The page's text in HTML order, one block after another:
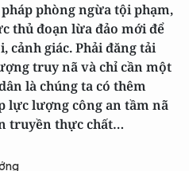
phòng ngừa tội phạm,
thủ đoạn lừa đảo mới để
cảnh giác. Phải đăng tải
truy nã và chỉ cần một
là chúng ta có thêm
lực lượng công an tầm nã
truyền thực chất…